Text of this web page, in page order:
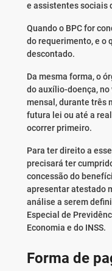
e assistentes sociais
Quando o BPC for
do requerimento, e o
descontado.
Da mesma forma, o
do auxílio-doença,
mensal, durante três
futura lei ou até a
ocorrer primeiro.
Para ter direito a
precisará ter
concessão do
apresentar atestado
análise a serem
Especial de
Economia e do INSS.
Forma de